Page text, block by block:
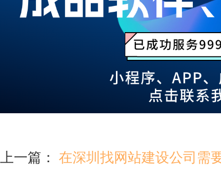
上一篇： 在深圳找网站建设公司需